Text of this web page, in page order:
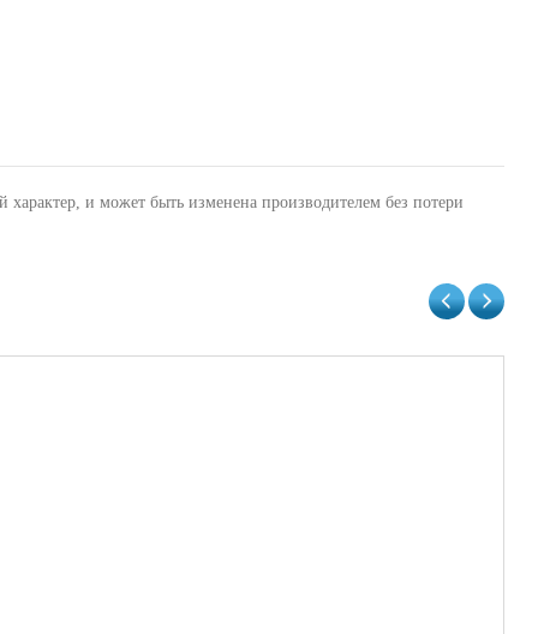
и может быть изменена производителем без потери